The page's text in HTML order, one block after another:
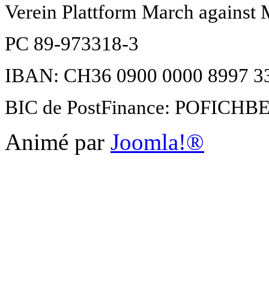
Verein Plattform March against
PC 89-973318-3
IBAN: CH36 0900 0000 8997
BIC de PostFinance:
Animé par Joomla!®